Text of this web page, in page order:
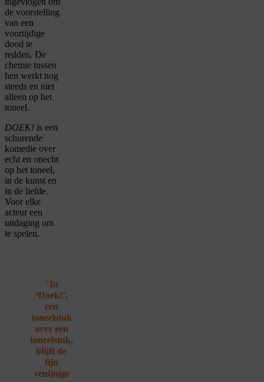
de voorstelling
van een
voortijdige
dood te
redden. De
chemie tussen
hen werkt nog
steeds en niet
alleen op het
toneel.
DOEK! is een
schurende
komedie over
echt en onecht
op het toneel,
in de kunst en
in de liefde.
Voor elke
acteur een
uitdaging om
te spelen.
"In
‘Doek!’,
een
toneelstuk
over een
toneelstuk,
blijft de
fijn
venijnige